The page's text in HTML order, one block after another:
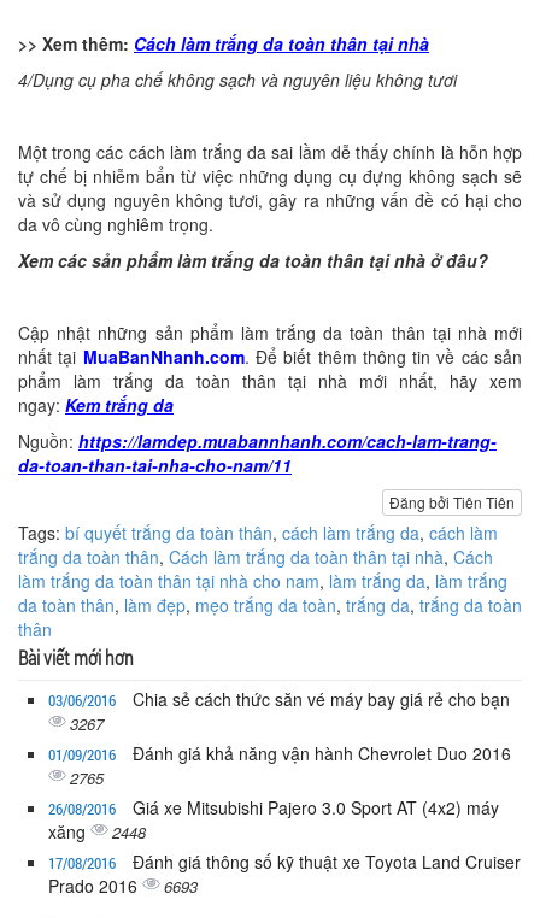
>> Xem thêm: Cách làm trắng da toàn thân tại nhà
4/Dụng cụ pha chế không sạch và nguyên liệu không tươi
Một trong các cách làm trắng da sai lầm dễ thấy chính là hỗn hợp
tự chế bị nhiễm bẩn từ việc những dụng cụ đựng không sạch sẽ
và sử dụng nguyên không tươi, gây ra những vấn đề có hại cho
da vô cùng nghiêm trọng.
Xem các sản phẩm làm trắng da toàn thân tại nhà ở đâu?
Cập nhật những sản phẩm làm trắng da toàn thân tại nhà mới
nhất tại MuaBanNhanh.com. Để biết thêm thông tin về các sản
phẩm làm trắng da toàn thân tại nhà mới nhất, hãy xem
ngay: Kem trắng da
Nguồn: https://lamdep.muabannhanh.com/cach-lam-trang-
da-toan-than-tai-nha-cho-nam/11
Đăng bởi Tiên Tiên
Tags: bí quyết trắng da toàn thân, cách làm trắng da, cách làm
trắng da toàn thân, Cách làm trắng da toàn thân tại nhà, Cách
làm trắng da toàn thân tại nhà cho nam, làm trắng da, làm trắng
da toàn thân, làm đẹp, mẹo trắng da toàn, trắng da, trắng da toàn
thân
Bài viết mới hơn
03/06/2016 Chia sẻ cách thức săn vé máy bay giá rẻ cho bạn
3267
01/09/2016 Đánh giá khả năng vận hành Chevrolet Duo 2016
2765
26/08/2016
Giá xe Mitsubishi Pajero 3.0 Sport AT (4x2) máy
xăng
2448
17/08/2016
Đánh giá thông số kỹ thuật xe Toyota Land Cruiser
Prado 2016
6693